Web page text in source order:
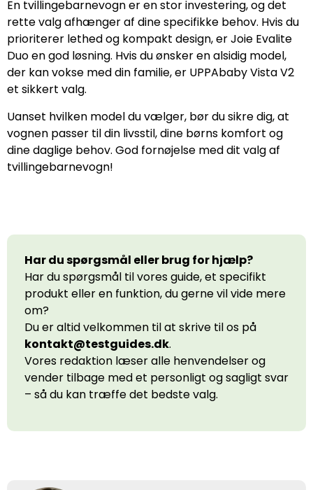
En tvillingebarnevogn er en stor investering, og det
rette valg afhænger af dine specifikke behov. Hvis du
prioriterer lethed og kompakt design, er Joie Evalite
Duo en god løsning. Hvis du ønsker en alsidig model,
der kan vokse med din familie, er UPPAbaby Vista V2
et sikkert valg.
Uanset hvilken model du vælger, bør du sikre dig, at
vognen passer til din livsstil, dine børns komfort og
dine daglige behov. God fornøjelse med dit valg af
tvillingebarnevogn!
Har du spørgsmål eller brug for hjælp?
Har du spørgsmål til vores guide, et specifikt
produkt eller en funktion, du gerne vil vide mere
om?
Du er altid velkommen til at skrive til os på
kontakt@testguides.dk.
Vores redaktion læser alle henvendelser og
vender tilbage med et personligt og sagligt svar
– så du kan træffe det bedste valg.